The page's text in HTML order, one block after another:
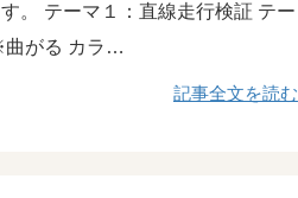
。 テーマ１：直線走行検証 テー
曲がる カラ…
記事全文を読む